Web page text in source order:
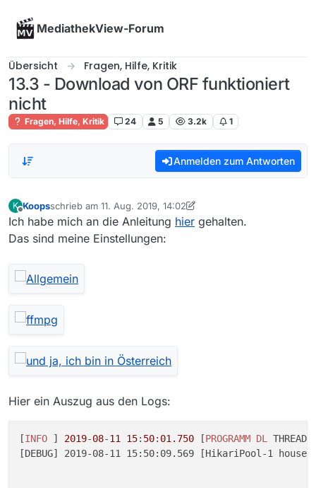
MediathekView-Forum
Übersicht Fragen, Hilfe, Kritik
13.3 - Download von ORF funktioniert
nicht
Fragen, Hilfe, Kritik 24 5 3.2k 1
Anmelden zum Antworten
K
Offline
Koopsschrieb am 11. Aug. 2019, 14:02
zuletzt editiert von Koops 8. Nov. 2019, 16:19
Ich habe mich an die Anleitung hier gehalten.
Das sind meine Einstellungen:
Hier ein Auszug aus den Logs:
[INFO ] 2019-08-11 15: 50: 01.750 [PROGRAMM DL THREAD
[DEBUG] 2019-08-11 15:50:09.569 [HikariPool-1